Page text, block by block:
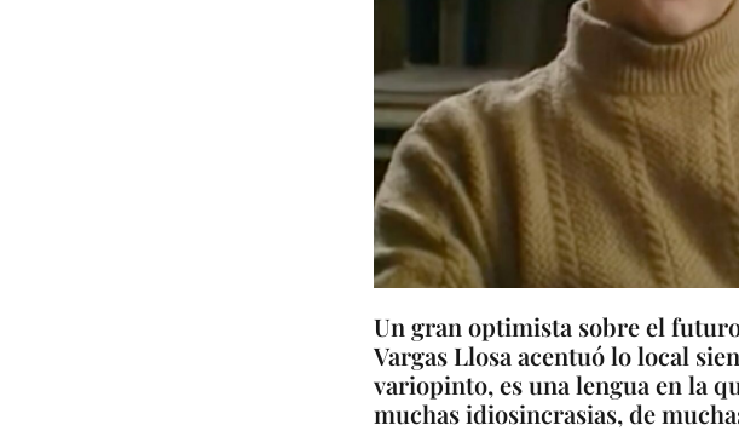
Un gran optimista sobre el
Vargas Llosa acentuó lo local
variopinto, es una lengua en la
muchas idiosincrasias, de